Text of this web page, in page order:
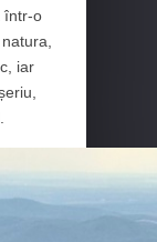
într-o
iar